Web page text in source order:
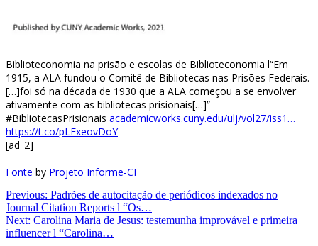
Biblioteconomia na prisão e escolas de Biblioteconomia l“Em
1915, a ALA fundou o Comitê de Bibliotecas nas Prisões Federais.
[…]foi só na década de 1930 que a ALA começou a se envolver
ativamente com as bibliotecas prisionais[…]”
#BibliotecasPrisionais academicworks.cuny.edu/ulj/vol27/iss1…
https://t.co/pLExeovDoY
[ad_2]
Fonte by Projeto Informe-CI
Navegação
de
Post
Previous: Padrões de autocitação de periódicos indexados no
Journal Citation Reports l “Os…
Next: Carolina Maria de Jesus: testemunha improvável e primeira
influencer l “Carolina…